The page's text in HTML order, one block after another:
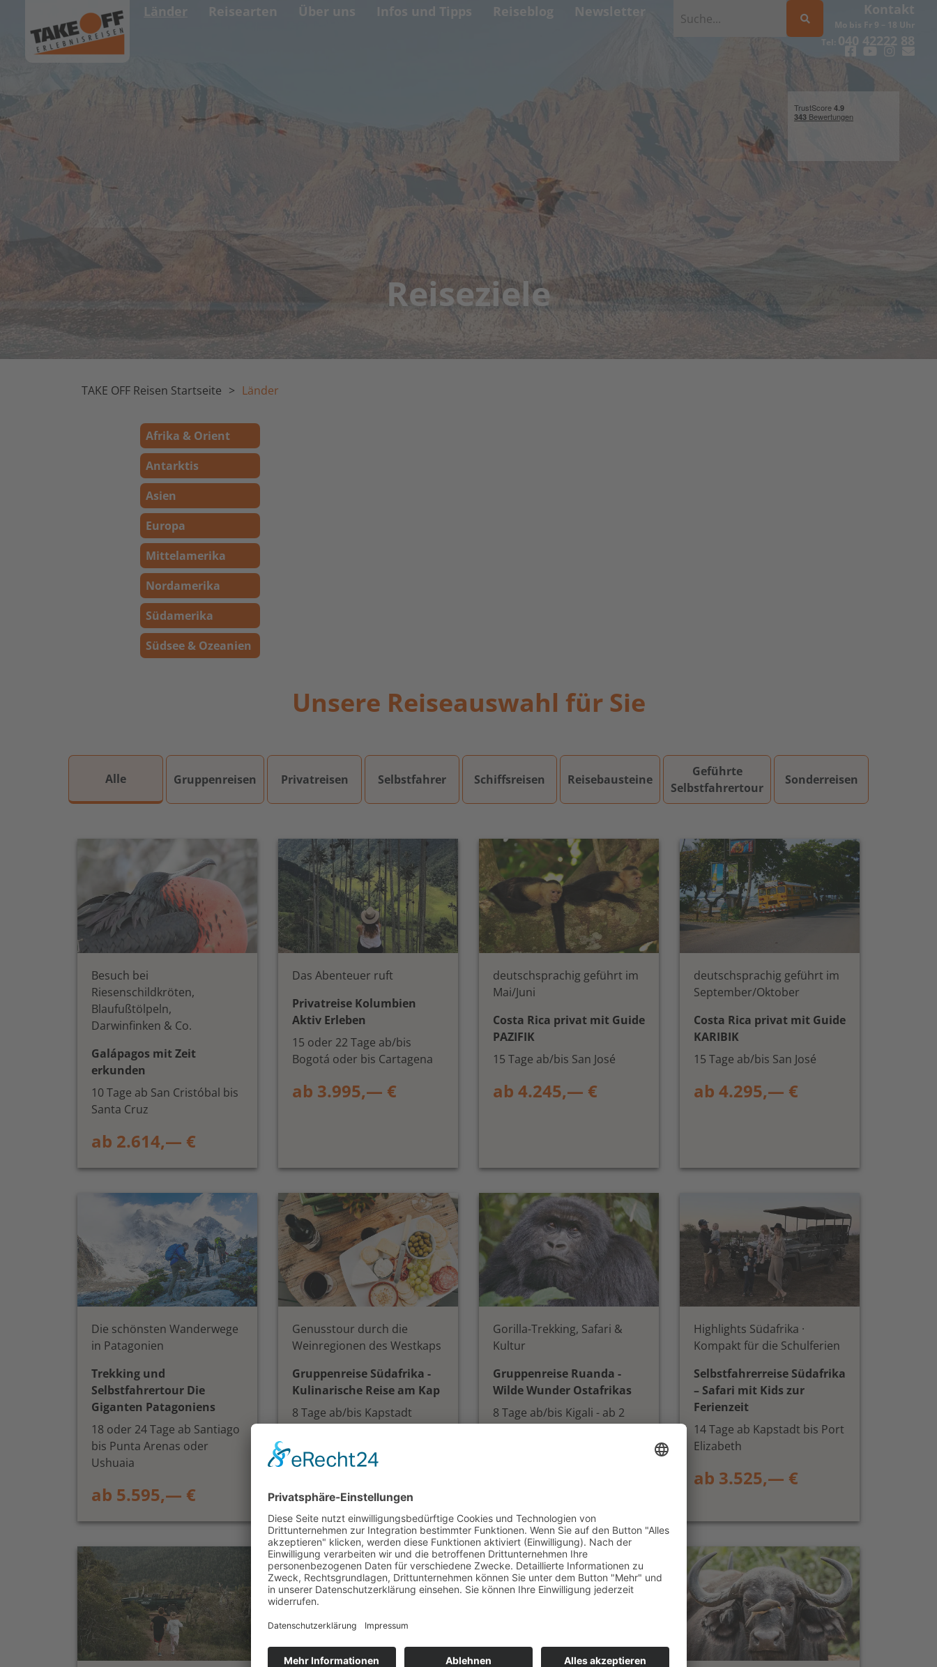
Länder Reisearten Über uns Infos und Tipps Reiseblog Newsletter
Tel: 040 42222 88
Mo bis Fr 9 – 18 Uhr
Kontakt
Reiseziele
TAKE OFF Reisen Startseite Länder
Afrika & Orient
Antarktis
Asien
Europa
Mittelamerika
Nordamerika
Südamerika
Südsee & Ozeanien
Unsere Reiseauswahl für Sie
Alle Gruppenreisen Privatreisen Selbstfahrer Schiffsreisen Reisebausteine
Geführte
Selbstfahrertour
Sonderreisen
Besuch bei
Riesenschildkröten,
Blaufußtölpeln,
Darwinfinken & Co.
Galápagos mit Zeit
erkunden
10 Tage ab San Cristóbal bis
Santa Cruz
ab 2.614,— €
Das Abenteuer ruft
Privatreise Kolumbien
Aktiv Erleben
15 oder 22 Tage ab/bis
Bogotá oder bis Cartagena
ab 3.995,— €
deutschsprachig geführt im
Mai/Juni
Costa Rica privat mit Guide
PAZIFIK
15 Tage ab/bis San José
ab 4.245,— €
deutschsprachig geführt im
September/Oktober
Costa Rica privat mit Guide
KARIBIK
15 Tage ab/bis San José
ab 4.295,— €
Die schönsten Wanderwege
in Patagonien
Trekking und
Selbstfahrertour Die
Giganten Patagoniens
18 oder 24 Tage ab Santiago
bis Punta Arenas oder
Ushuaia
ab 5.595,— €
Genusstour durch die
Weinregionen des Westkaps
Gruppenreise Südafrika -
Kulinarische Reise am Kap
8 Tage ab/bis Kapstadt
Gorilla-Trekking, Safari &
Kultur
Gruppenreise Ruanda -
Wilde Wunder Ostafrikas
8 Tage ab/bis Kigali - ab 2
Highlights Südafrika ·
Kompakt für die Schulferien
Selbstfahrerreise Südafrika
– Safari mit Kids zur
Ferienzeit
14 Tage ab Kapstadt bis Port
Elizabeth
ab 3.525,— €